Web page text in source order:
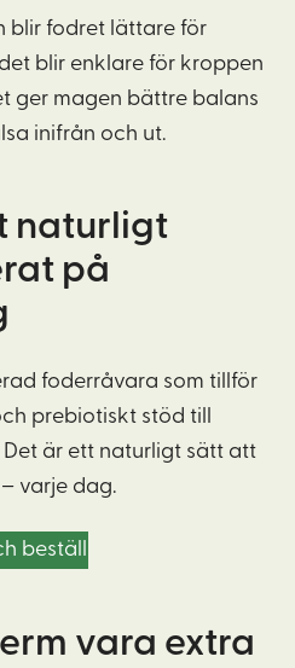
blir fodret lättare för
blir enklare för kroppen
ger magen bättre balans
inifrån och ut.
naturligt
på
foderråvara som tillför
prebiotiskt stöd till
är ett naturligt sätt att
varje dag.
beställ
vara extra